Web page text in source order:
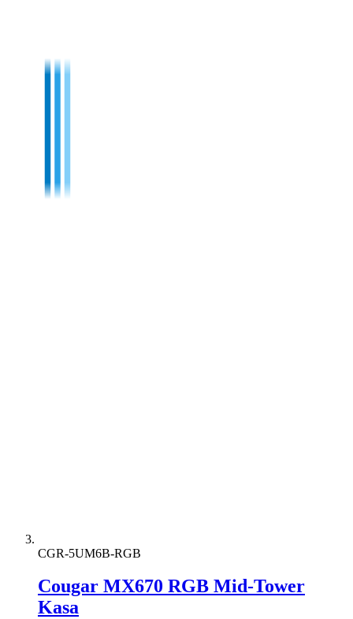
CGR-5UM6B-RGB
Cougar MX670 RGB Mid-Tower
Kasa